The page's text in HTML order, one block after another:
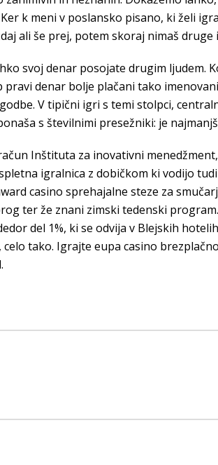
k meni v poslansko pisano, ki želi
ali še prej, potem skoraj nimaš druge
svoj denar posojate drugim ljudem.
pravi denar bolje plačani tako
V tipični igri s temi stolpci,
s številnimi presežniki: je
Inštituta za inovativni
igralnica z dobičkom ki vodijo
casino sprehajalne steze za
ter že znani zimski tedenski
del 1%, ki se odvija v Blejskih
tako. Igrajte eupa casino